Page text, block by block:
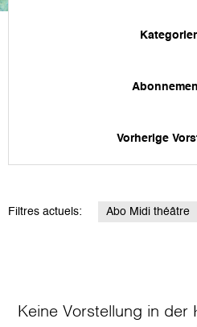
Vorherige
Filtres actuels: Abo Midi théâtre
Keine Vorstellung in der